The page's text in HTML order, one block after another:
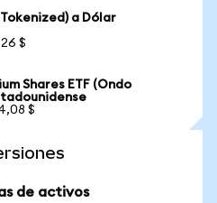
a Dólar
$
Shares ETF (Ondo
$
de activos